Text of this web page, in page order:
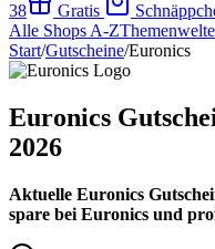
38
Gratis
Alle Shops A-Z
Start/Gutscheine/Euronics
Euronics
2026
Aktuelle Euronics
spare bei Euronics und